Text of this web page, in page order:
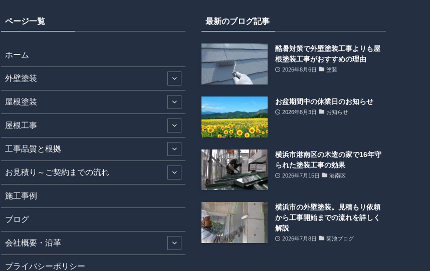
ページ一覧
ホーム
外壁塗装
屋根塗装
屋根工事
工事品質と根拠
お見積り～ご契約までの流れ
施工事例
ブログ
会社概要・沿革
プライバシーポリシー
最新のブログ記事
酷暑対策で外壁塗装工事よりも屋
根塗装工事がおすすめの理由
2026年8月6日 塗装
お盆期間中の休業日のお知らせ
2026年8月3日 お知らせ
横浜市港南区の木造の家で16年守
られた塗装工事の効果
2026年7月15日 港南区
横浜市の外壁塗装。見積もり依頼
から工事開始までの流れを詳しく
解説
2026年7月8日 菊池ブログ